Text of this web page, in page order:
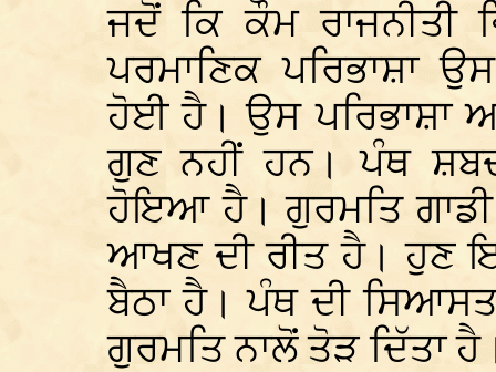
ਜਦੋਂ ਕਿ ਕੌਮ ਰਾਜਨੀਤੀ
ਪਰਮਾਣਿਕ ਪਰਿਭਾਸ਼ਾ
ਹੋਈ ਹੈ। ਉਸ ਪਰਿਭਾਸ਼ਾ
ਗੁਣ ਨਹੀਂ ਹਨ। ਪੰਥ
ਹੋਇਆ ਹੈ। ਗੁਰਮਤਿ
ਆਖਣ ਦੀ ਰੀਤ ਹੈ। ਹੁਣ
ਬੈਠਾ ਹੈ। ਪੰਥ ਦੀ
ਗੁਰਮਤਿ ਨਾਲੋਂ ਤੋੜ ਦਿੱਤਾ